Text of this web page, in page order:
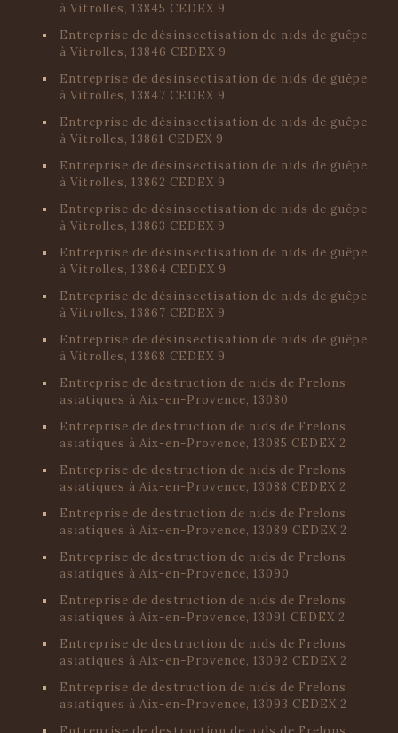
à Vitrolles, 13845 CEDEX 9
Entreprise de désinsectisation de nids de guêpe
à Vitrolles, 13846 CEDEX 9
Entreprise de désinsectisation de nids de guêpe
à Vitrolles, 13847 CEDEX 9
Entreprise de désinsectisation de nids de guêpe
à Vitrolles, 13861 CEDEX 9
Entreprise de désinsectisation de nids de guêpe
à Vitrolles, 13862 CEDEX 9
Entreprise de désinsectisation de nids de guêpe
à Vitrolles, 13863 CEDEX 9
Entreprise de désinsectisation de nids de guêpe
à Vitrolles, 13864 CEDEX 9
Entreprise de désinsectisation de nids de guêpe
à Vitrolles, 13867 CEDEX 9
Entreprise de désinsectisation de nids de guêpe
à Vitrolles, 13868 CEDEX 9
Entreprise de destruction de nids de Frelons
asiatiques à Aix-en-Provence, 13080
Entreprise de destruction de nids de Frelons
asiatiques à Aix-en-Provence, 13085 CEDEX 2
Entreprise de destruction de nids de Frelons
asiatiques à Aix-en-Provence, 13088 CEDEX 2
Entreprise de destruction de nids de Frelons
asiatiques à Aix-en-Provence, 13089 CEDEX 2
Entreprise de destruction de nids de Frelons
asiatiques à Aix-en-Provence, 13090
Entreprise de destruction de nids de Frelons
asiatiques à Aix-en-Provence, 13091 CEDEX 2
Entreprise de destruction de nids de Frelons
asiatiques à Aix-en-Provence, 13092 CEDEX 2
Entreprise de destruction de nids de Frelons
asiatiques à Aix-en-Provence, 13093 CEDEX 2